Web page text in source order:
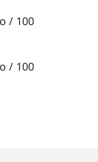
/ 100
/ 100